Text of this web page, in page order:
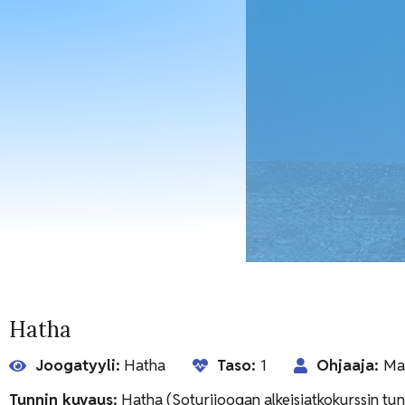
Hatha
Joogatyyli: Hatha Taso: 1 Ohjaaja:
Tunnin kuvaus: Hatha (Soturijoogan alkeisjatkokurssin